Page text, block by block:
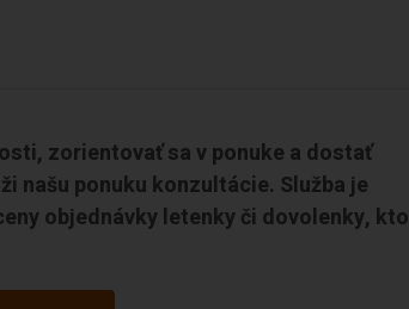
zorientovať sa v ponuke a dostať
našu ponuku konzultácie. Služba je
objednávky letenky či dovolenky,